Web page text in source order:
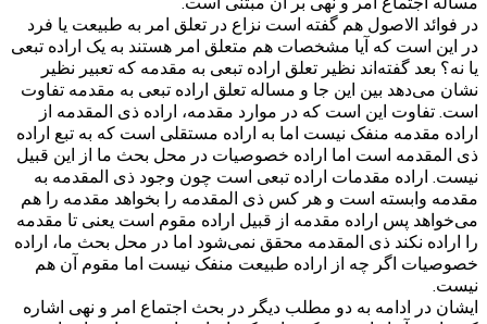
در فوائد الاصول هم گفته است نزاع در تعلق امر به طبیعت یا فرد
در این است که آیا مشخصات هم متعلق امر هستند به یک اراده تبعی
یا نه؟ بعد گفته‌اند نظیر تعلق اراده تبعی به مقدمه که تعبیر نظیر
نشان می‌دهد بین این جا و مساله تعلق اراده تبعی به مقدمه تفاوت
است. تفاوت این است که در موارد مقدمه، اراده ذی المقدمه از
اراده مقدمه منفک نیست اما به اراده مستقلی است که به تبع اراده
ذی المقدمه است اما اراده خصوصیات در محل بحث ما از این قبیل
نیست. اراده مقدمات اراده تبعی است چون وجود ذی المقدمه به
مقدمه وابسته است و هر کس ذی المقدمه را بخواهد مقدمه را هم
می‌خواهد پس اراده مقدمه از قبیل اراده مقوم است یعنی تا مقدمه
را اراده نکند ذی المقدمه محقق نمی‌شود اما در محل بحث ما، اراده
خصوصیات اگر چه از اراده طبیعت منفک نیست اما مقوم آن هم
نیست.
ایشان در ادامه به دو مطلب دیگر در بحث اجتماع امر و نهی اشاره